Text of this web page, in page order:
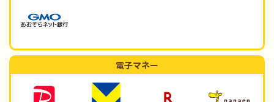
電子マネー